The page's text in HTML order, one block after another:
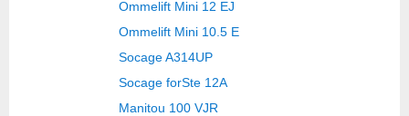
Ommelift Mini 12 EJ
Ommelift Mini 10.5 E
Socage A314UP
Socage forSte 12A
Manitou 100 VJR